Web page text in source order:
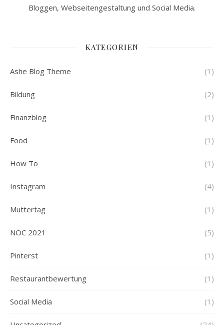
Bloggen, Webseitengestaltung und Social Media.
KATEGORIEN
Ashe Blog Theme (1)
Bildung (2)
Finanzblog (1)
Food (1)
How To (1)
Instagram (4)
Muttertag (1)
NOC 2021 (5)
Pinterst (1)
Restaurantbewertung (1)
Social Media (1)